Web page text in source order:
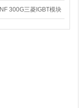
300G三菱IGBT模块